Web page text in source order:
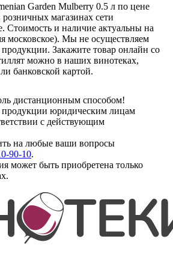
Garden Mulberry 0.5 л по цене
магазинах сети
Стоимость и наличие актуальны на
московское). Мы не осуществляем
продукции. Закажите товар онлайн со
можно в наших винотеках,
банковской картой.
дистанционным способом!
продукции юридическим лицам
с действующим
на любые ваши вопросы
90-10.
может быть приобретена только